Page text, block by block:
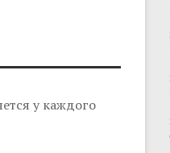
у каждого